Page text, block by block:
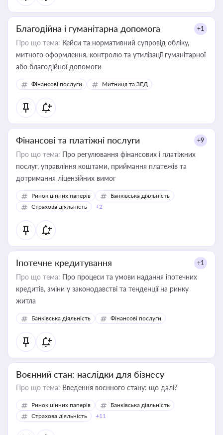
Благодійна і гуманітарна допомога +1
Про що тема: Кейси та нормативний супровід обліку,
митного оформлення, контролю та утилізації гуманітарної
або благодійної допомоги
Фінансові послуги Митниця та ЗЕД
Фінансові та платіжні послуги +9
Про що тема: Про регулювання фінансових і платіжних
послуг, управління коштами, приймання платежів та
дотримання ліцензійних вимог
Ринок цінних паперів
Банківська діяльність
Страхова діяльність
+2
Іпотечне кредитування +1
Про що тема: Про процеси та умови надання іпотечних
кредитів, зміни у законодавстві та тенденції на ринку
житла
Банківська діяльність Фінансові послуги
Воєнний стан: наслідки для бізнесу
Про що тема: Введення воєнного стану: що далі?
Ринок цінних паперів
Банківська діяльність
Страхова діяльність
+11